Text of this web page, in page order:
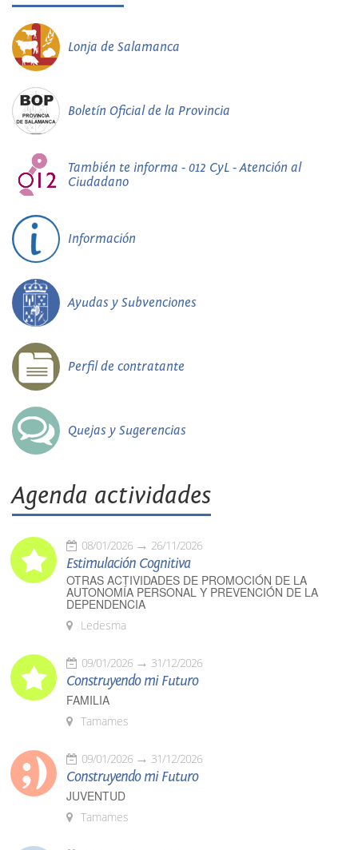
Lonja de Salamanca
Boletín Oficial de la Provincia
También te informa - 012 CyL - Atención al
Ciudadano
Información
Ayudas y Subvenciones
Perfil de contratante
Quejas y Sugerencias
Agenda actividades
08/01/2026 26/11/2026
Estimulación Cognitiva
OTRAS ACTIVIDADES DE PROMOCIÓN DE LA
AUTONOMÍA PERSONAL Y PREVENCIÓN DE LA
DEPENDENCIA
Ledesma
09/01/2026 31/12/2026
Construyendo mi Futuro
FAMILIA
Tamames
09/01/2026 31/12/2026
Construyendo mi Futuro
JUVENTUD
Tamames